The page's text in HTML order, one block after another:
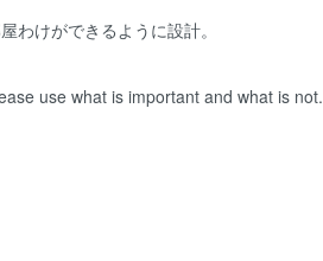
わけができるように設計。
use what is important and what is not.